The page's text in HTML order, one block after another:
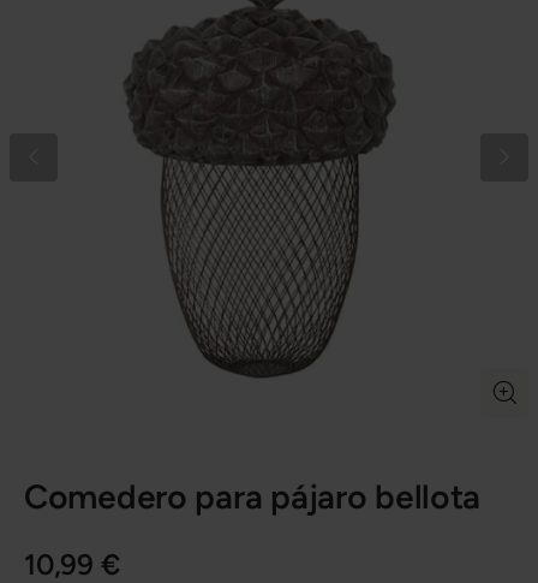
Comedero para pájaro bellota
10,99 €